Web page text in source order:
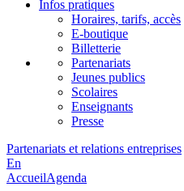
Infos pratiques
Horaires, tarifs, accès
E-boutique
Billetterie
Partenariats
Jeunes publics
Scolaires
Enseignants
Presse
Partenariats et relations entreprises
En
AccueilAgenda